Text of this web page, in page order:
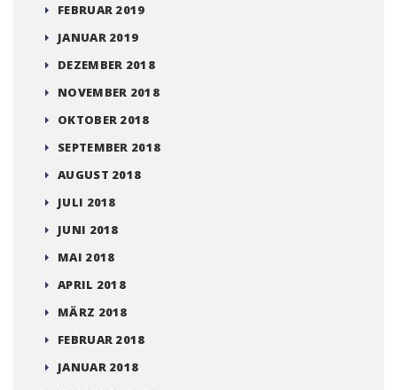
FEBRUAR 2019
JANUAR 2019
DEZEMBER 2018
NOVEMBER 2018
OKTOBER 2018
SEPTEMBER 2018
AUGUST 2018
JULI 2018
JUNI 2018
MAI 2018
APRIL 2018
MÄRZ 2018
FEBRUAR 2018
JANUAR 2018